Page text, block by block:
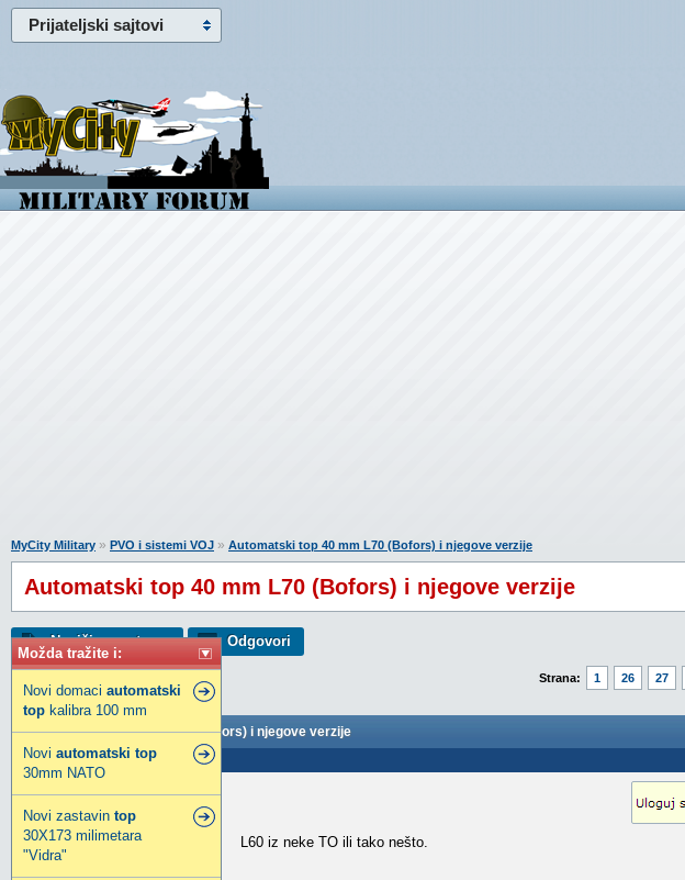
Prijateljski sajtovi
Možda tražite i:
Novi domaci automatski
top kalibra 100 mm
Novi automatski top
30mm NATO
Novi zastavin top
30X173 milimetara
"Vidra"
MyCity Military » PVO i sistemi VOJ » Automatski top 40 mm L70 (Bofors) i njegove verzije
Automatski top 40 mm L70 (Bofors) i njegove verzije
Napiši novu temu Odgovori
Strana: 1 26 27
Automatski top 40 mm L70 (Bofors) i njegove verzije
Poslao: 12 Maj 2022 21:49
Legendarni građanin
L60 iz neke TO ili tako nešto.